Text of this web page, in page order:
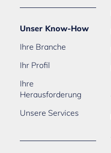
Unser Know-How
Ihre Branche
Ihr Profil
Ihre
Herausforderung
Unsere Services